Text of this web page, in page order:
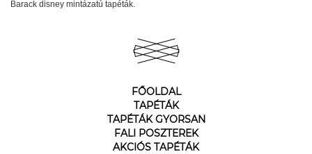
Barack disney mintázatú tapéták.
FŐOLDAL
TAPÉTÁK
TAPÉTÁK GYORSAN
FALI POSZTEREK
AKCIÓS TAPÉTÁK